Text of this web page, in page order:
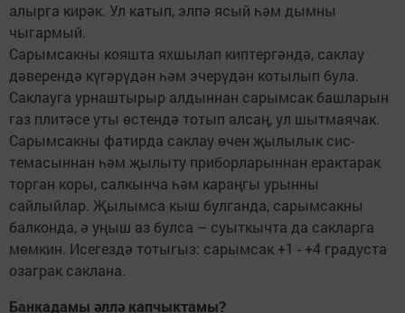
алырга кирәк. Ул катып, элпә ясый һәм дымны
чыгармый.
Сарымсакны кояшта яхшылап киптергәндә, сак­лау
дәверендә күгәрүдән һәм эчерүдән котылып була.
Саклауга урнаштырыр алдыннан сарымсак башларын
газ плитәсе уты өстендә тотып алсаң, ул шытмаячак.
Сарымсакны фатирда саклау өчен җылылык сис­
темасыннан һәм җылыту приборларыннан ерактарак
торган коры, салкынча һәм караңгы урынны
сайлыйлар. Җылымса кыш булганда, сарымсакны
балконда, ә уңыш аз булса – суыткычта да сакларга
мөмкин. Исегездә тотыгыз: сарымсак +1 - +4 градуста
озаграк саклана.
Банкадамы әллә капчыктамы?